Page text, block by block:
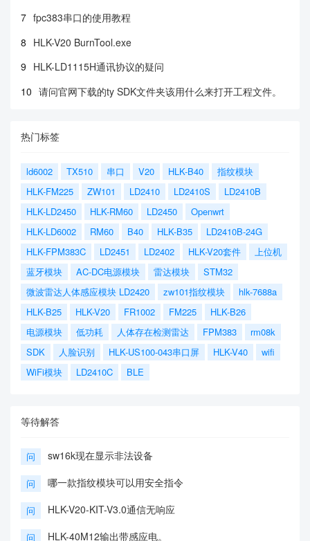
7 fpc383串口的使用教程
8 HLK-V20 BurnTool.exe
9 HLK-LD1115H通讯协议的疑问
10 请问官网下载的ty SDK文件夹该用什么来打开工程文件。
热门标签
ld6002 TX510 串口 V20 HLK-B40
指纹模块
HLK-FM225
ZW101 LD2410 LD2410S
LD2410B
HLK-LD2450
HLK-RM60 LD2450
Openwrt
HLK-LD6002
RM60 B40 HLK-B35
LD2410B-24G
HLK-FPM383C
LD2451 LD2402 HLK-V20套件
上位机
蓝牙模块
AC-DC电源模块 雷达模块
STM32
微波雷达人体感应模块 LD2420
zw101指纹模块
hlk-7688a
HLK-B25
HLK-V20 FR1002 FM225
HLK-B26
电源模块
低功耗 人体存在检测雷达 FPM383
rm08k
SDK
人脸识别 HLK-US100-043串口屏 HLK-V40
wifi
WiFi模块
LD2410C BLE
等待解答
问 sw16k现在显示非法设备
问 哪一款指纹模块可以用安全指令
问 HLK-V20-KIT-V3.0通信无响应
问 HLK-40M12输出带感应电。